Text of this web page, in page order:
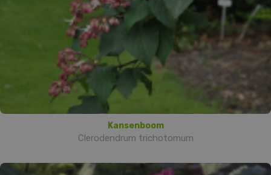
Kansenboom
Clerodendrum trichotomum